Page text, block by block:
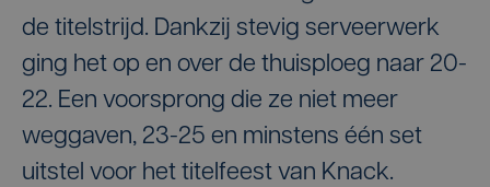
de titelstrijd. Dankzij stevig serveerwerk
ging het op en over de thuisploeg naar 20-
22. Een voorsprong die ze niet meer
weggaven, 23-25 en minstens één set
uitstel voor het titelfeest van Knack.